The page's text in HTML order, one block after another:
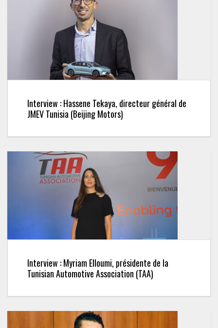
Interview : Hassene Tekaya, directeur général de
JMEV Tunisia (Beijing Motors)
Interview : Myriam Elloumi, présidente de la
Tunisian Automotive Association (TAA)